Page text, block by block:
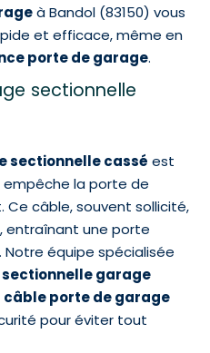
à Bandol (83150) vous
et efficace, même en
porte de garage.
sectionnelle
sectionnelle cassé est
la porte de
câble, souvent sollicité,
entraînant une porte
équipe spécialisée
garage
porte de garage
pour éviter tout